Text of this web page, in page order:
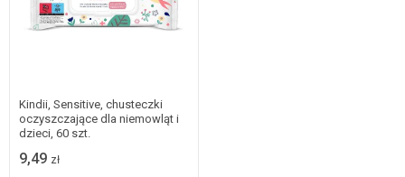
Kindii, Sensitive, chusteczki
oczyszczające dla niemowląt i
dzieci, 60 szt.
9,49 zł